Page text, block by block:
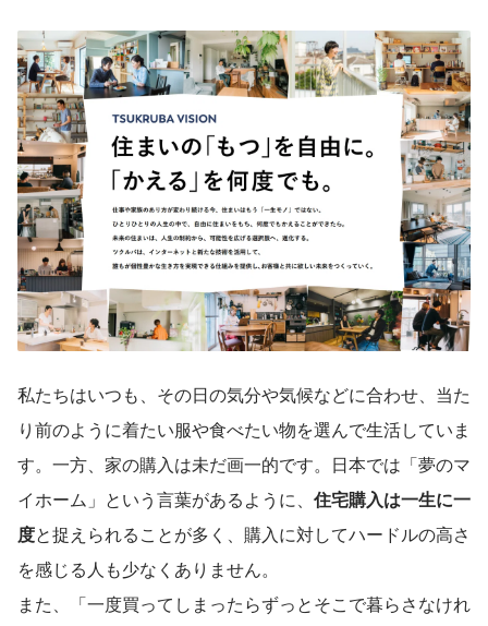
私たちはいつも、その日の気分や気候などに合わせ、当た
り前のように着たい服や食べたい物を選んで生活していま
す。一方、家の購入は未だ画一的です。日本では「夢のマ
イホーム」という言葉があるように、 住宅購入は一生に一
度と捉えられることが多く、購入に対してハードルの高さ
を感じる人も少なくありません。
また、「一度買ってしまったらずっとそこで暮らさなけれ